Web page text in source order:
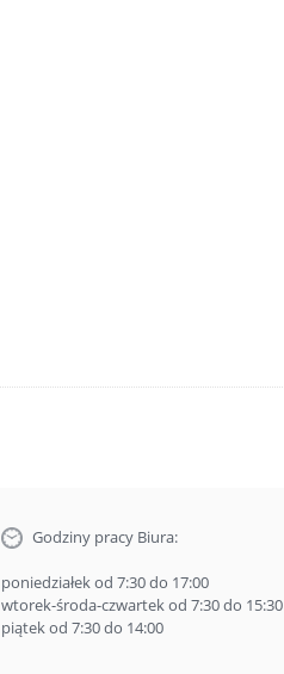
Godziny pracy Biura:
poniedziałek od 7:30 do 17:00
wtorek-środa-czwartek od 7:30 do 15:30
piątek od 7:30 do 14:00